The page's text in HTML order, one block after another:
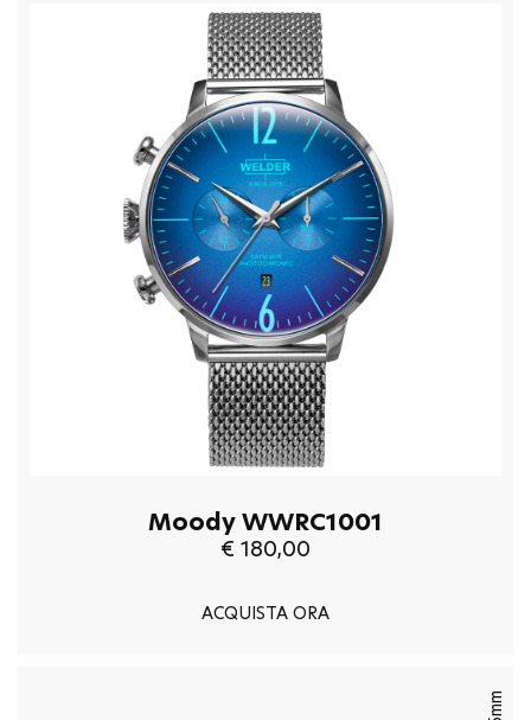
Moody WWRC1001
€ 180,00
ACQUISTA ORA